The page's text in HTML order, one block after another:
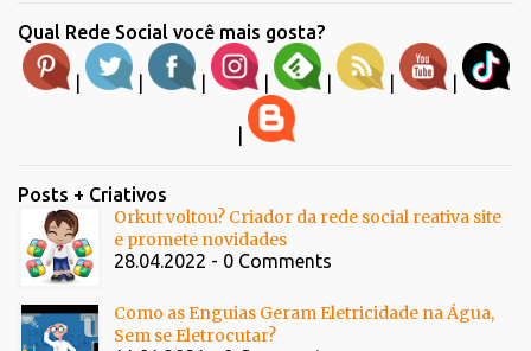
Qual Rede Social você mais gosta?
| | | | | | |
Posts + Criativos
Orkut voltou? Criador da rede social reativa site
e promete novidades
28.04.2022 - 0 Comments
Como as Enguias Geram Eletricidade na Água,
Sem se Eletrocutar?